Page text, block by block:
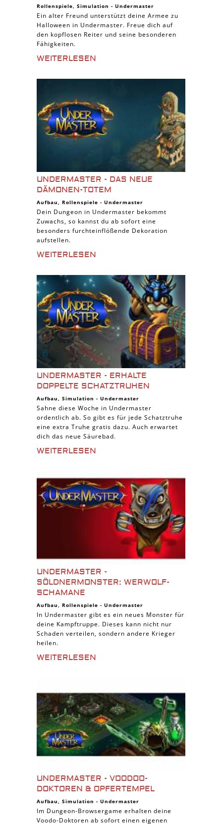
Rollenspiele, Simulation - Undermaster
Ein alter Freund unterstützt deine Armee zu
Halloween in Undermaster. Freue dich auf
den kopflosen Reiter und seine besonderen
Fähigkeiten.
WEITERLESEN
UNDERMASTER - DAS NEUE
DÄMONEN-TOTEM
Aufbau, Rollenspiele - Undermaster
Dein Dungeon in Undermaster bekommt
Zuwachs, so kannst du ab sofort eine
besonders furchteinflößende Dekoration
aufstellen.
WEITERLESEN
UNDERMASTER - ERHALTE
DOPPELTE SCHATZTRUHEN
Aufbau, Simulation - Undermaster
Sahne diese Woche in Undermaster
ordentlich ab. So gibt es für jede Schatztruhe
eine extra Truhe gratis dazu. Auch erwartet
dich das neue Säurebad.
WEITERLESEN
UNDERMASTER -
SÖLDNERMONSTER: WERWOLF-
SCHAMANE
Aufbau, Rollenspiele - Undermaster
In Undermaster gibt es ein neues Monster für
deine Kampftruppe. Dieses kann nicht nur
Schaden verteilen, sondern andere Krieger
heilen.
WEITERLESEN
UNDERMASTER - VOODOO-
DOKTOREN & OPFERTEMPEL
Aufbau, Simulation - Undermaster
Im Dungeon-Browsergame erhalten deine
Voodo-Doktoren ab sofort einen eigenen